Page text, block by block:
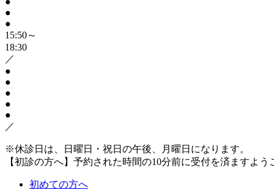
●
●
15:50～
18:30
／
●
●
●
●
●
／
※休診日は、日曜日・祝日の午後、月曜日になります。
【初診の方へ】予約された時間の10分前に受付を済ますよう
初めての方へ